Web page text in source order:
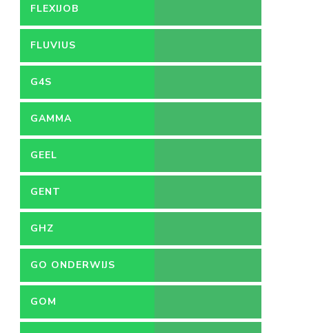
FLEXIJOB
FLUVIUS
G4S
GAMMA
GEEL
GENT
GHZ
GO ONDERWIJS
GOM